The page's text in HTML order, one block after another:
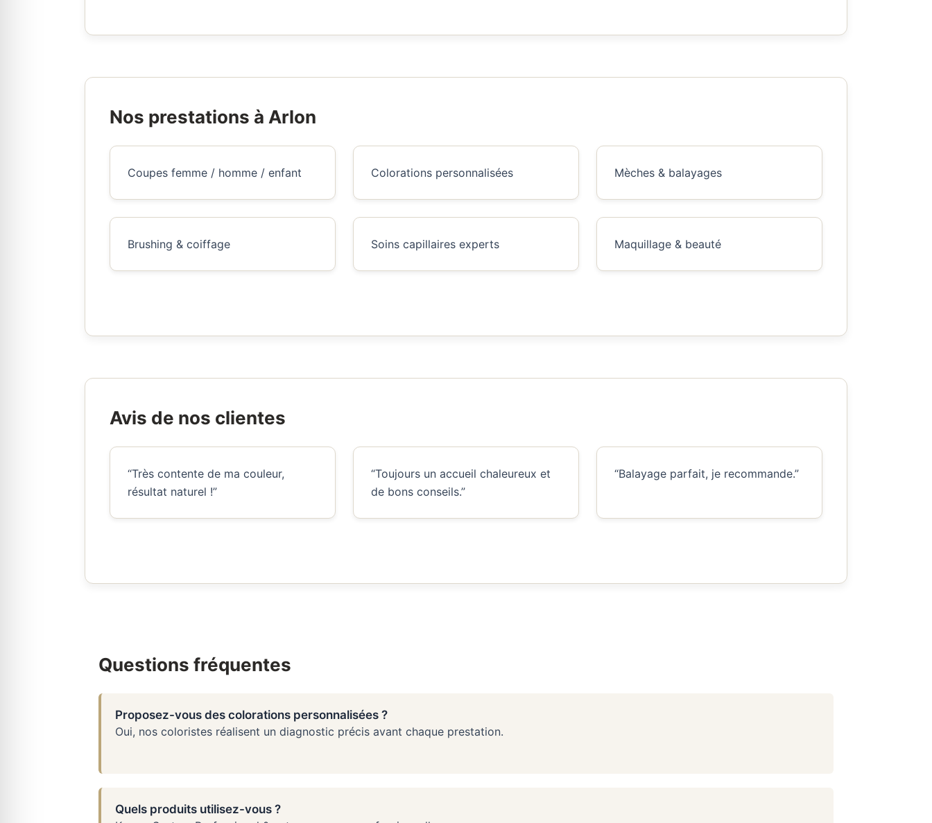
Nos prestations à Arlon
Coupes femme / homme / enfant Colorations personnalisées Mèches & balayages
Brushing & coiffage Soins capillaires experts Maquillage & beauté
Avis de nos clientes
“Très contente de ma couleur,
résultat naturel !”
“Toujours un accueil chaleureux et
de bons conseils.”
“Balayage parfait, je recommande.”
Questions fréquentes
Proposez-vous des colorations personnalisées ?
Oui, nos coloristes réalisent un diagnostic précis avant chaque prestation.
Quels produits utilisez-vous ?